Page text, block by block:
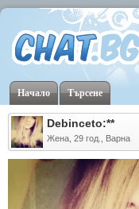
Начало Търсене
Debinceto:**
Жена, 29 год., Варна